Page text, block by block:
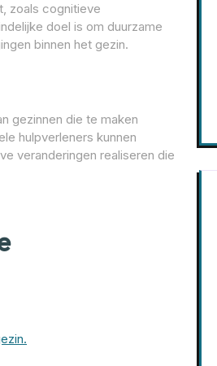
zoals cognitieve
doel is om duurzame
binnen het gezin.
gezinnen die te maken
hulpverleners kunnen
veranderingen realiseren die